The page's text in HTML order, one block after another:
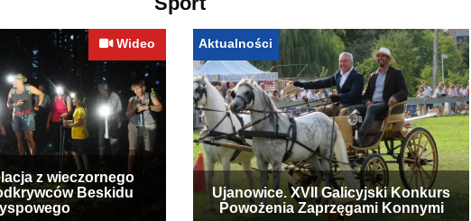
Wideo
z wieczornego
Beskidu
Aktualności
Ujanowice. XVII Galicyjski Konkurs
Powożenia Zaprzęgami Konnymi